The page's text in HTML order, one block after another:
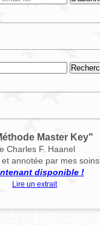
Master Key"
Charles F. Haanel
annotée par mes soins.
disponible !
Lire un extrait